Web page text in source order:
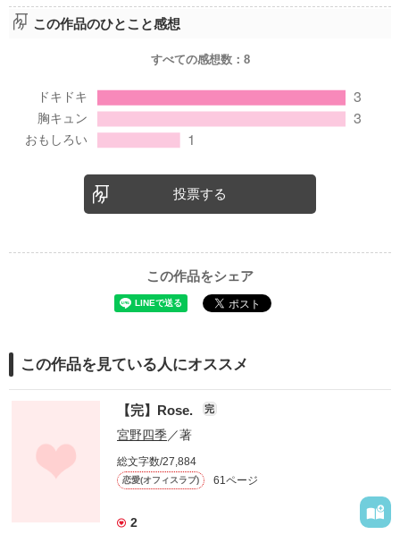
この作品のひとこと感想
すべての感想数： 8
投票する
この作品をシェア
この作品を見ている人にオススメ
【完】Rose. 完
宮野四季／著
総文字数/27,884
恋愛(オフィスラブ) 61ページ
2